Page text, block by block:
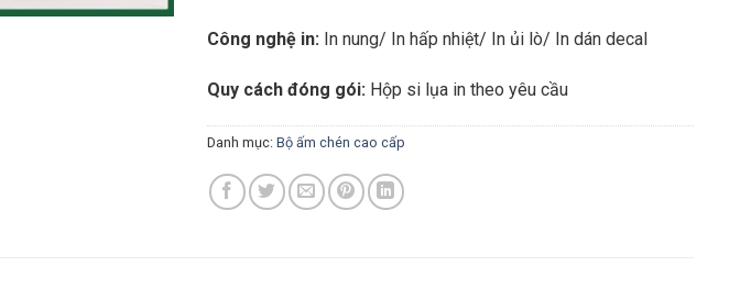
Công nghệ in: In nung/ In hấp nhiệt/ In ủi lò/ In dán decal
Quy cách đóng gói: Hộp si lụa in theo yêu cầu
Danh mục: Bộ ấm chén cao cấp